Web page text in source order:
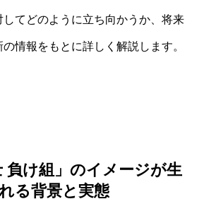
してどのように立ち向かうか、将来
情報をもとに詳しく解説します。
負け組」のイメージが生
る背景と実態